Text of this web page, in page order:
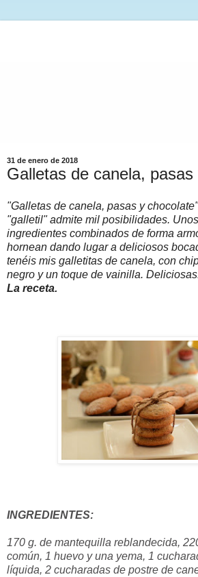
31 de enero de 2018
Galletas de canela,
"Galletas de canela, pasas y
"galletil" admite mil posibilidades.
ingredientes combinados de forma
hornean dando lugar a deliciosos
tenéis mis galletitas de canela, con
negro y un toque de vainilla.
La receta.
INGREDIENTES:
170 g. de mantequilla reblandecida,
común, 1 huevo y una yema, 1
líquida, 2 cucharadas de postre de